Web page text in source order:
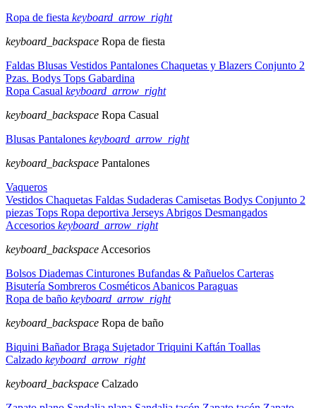
Ropa de fiesta keyboard_arrow_right
keyboard_backspace Ropa de fiesta
Faldas Blusas Vestidos Pantalones Chaquetas y Blazers Conjunto 2
Pzas. Bodys Tops Gabardina
Ropa Casual keyboard_arrow_right
keyboard_backspace Ropa Casual
Blusas Pantalones keyboard_arrow_right
keyboard_backspace Pantalones
Vaqueros
Vestidos Chaquetas Faldas Sudaderas Camisetas Bodys Conjunto 2
piezas Tops Ropa deportiva Jerseys Abrigos Desmangados
Accesorios keyboard_arrow_right
keyboard_backspace Accesorios
Bolsos Diademas Cinturones Bufandas & Pañuelos Carteras
Bisutería Sombreros Cosméticos Abanicos Paraguas
Ropa de baño keyboard_arrow_right
keyboard_backspace Ropa de baño
Biquini BañadorBraga SujetadorTriquini Kaftán Toallas
Calzado keyboard_arrow_right
keyboard_backspace Calzado